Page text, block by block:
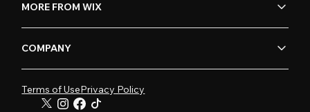
MORE FROM WIX
COMPANY
Terms of UsePrivacy Policy